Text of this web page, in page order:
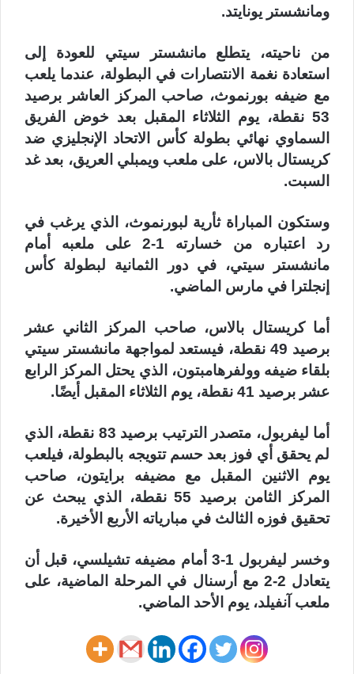
ومانشستر يونايتد.
من ناحيته، يتطلع مانشستر سيتي للعودة إلى
استعادة نغمة الانتصارات في البطولة، عندما يلعب
مع ضيفه بورنموث، صاحب المركز العاشر برصيد
53 نقطة، يوم الثلاثاء المقبل بعد خوض الفريق
السماوي نهائي بطولة كأس الاتحاد الإنجليزي ضد
كريستال بالاس، على ملعب ويمبلي العريق، بعد غد
السبت.
وستكون المباراة ثأرية لبورنموث، الذي يرغب في
رد اعتباره من خسارته 1-2 على ملعبه أمام
مانشستر سيتي، في دور الثمانية لبطولة كأس
إنجلترا في مارس الماضي.
أما كريستال بالاس، صاحب المركز الثاني عشر
برصيد 49 نقطة، فيستعد لمواجهة مانشستر سيتي
بلقاء ضيفه وولفرهامبتون، الذي يحتل المركز الرابع
عشر برصيد 41 نقطة، يوم الثلاثاء المقبل أيضًا.
أما ليفربول، متصدر الترتيب برصيد 83 نقطة، الذي
لم يحقق أي فوز بعد حسم تتويجه بالبطولة، فيلعب
يوم الاثنين المقبل مع مضيفه برايتون، صاحب
المركز الثامن برصيد 55 نقطة، الذي يبحث عن
تحقيق فوزه الثالث في مبارياته الأربع الأخيرة.
وخسر ليفربول 1-3 أمام مضيفه تشيلسي، قبل أن
يتعادل 2-2 مع أرسنال في المرحلة الماضية، على
ملعب آنفيلد، يوم الأحد الماضي.